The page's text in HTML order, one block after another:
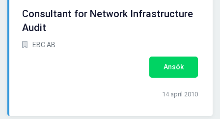
Consultant for Network Infrastructure
Audit
EBC AB
Ansök
14 april 2010